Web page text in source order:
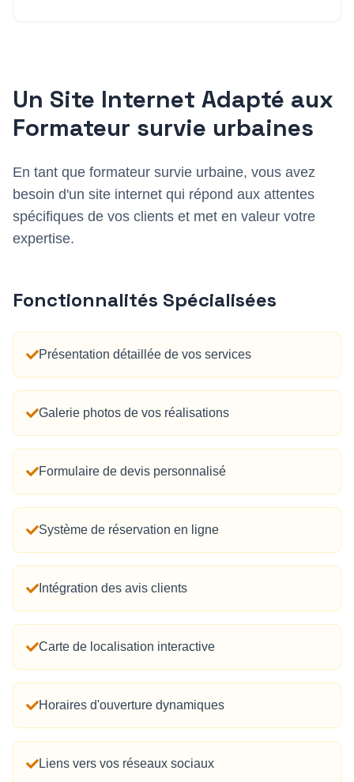
Un Site Internet Adapté aux
Formateur survie urbaines
En tant que formateur survie urbaine, vous avez
besoin d'un site internet qui répond aux attentes
spécifiques de vos clients et met en valeur votre
expertise.
Fonctionnalités Spécialisées
Présentation détaillée de vos services
Galerie photos de vos réalisations
Formulaire de devis personnalisé
Système de réservation en ligne
Intégration des avis clients
Carte de localisation interactive
Horaires d'ouverture dynamiques
Liens vers vos réseaux sociaux